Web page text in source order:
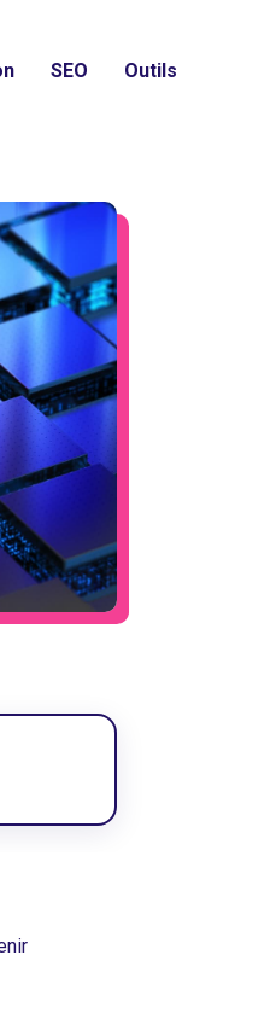
SEO Outils